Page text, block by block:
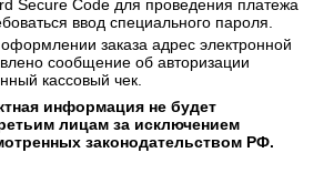
Secure Code для проведения платежа
ввод специального пароля.
заказа адрес электронной
сообщение об авторизации
кассовый чек.
информация не будет
лицам за исключением
законодательством РФ.